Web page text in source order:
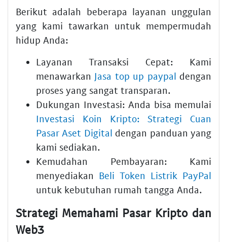
Berikut adalah beberapa layanan unggulan
yang kami tawarkan untuk mempermudah
hidup Anda:
Layanan Transaksi Cepat: Kami
menawarkan Jasa top up paypal dengan
proses yang sangat transparan.
Dukungan Investasi: Anda bisa memulai
Investasi Koin Kripto: Strategi Cuan
Pasar Aset Digital dengan panduan yang
kami sediakan.
Kemudahan Pembayaran: Kami
menyediakan Beli Token Listrik PayPal
untuk kebutuhan rumah tangga Anda.
Strategi Memahami Pasar Kripto dan
Web3